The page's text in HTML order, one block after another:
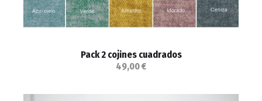
Pack 2 cojines cuadrados
49,00 €